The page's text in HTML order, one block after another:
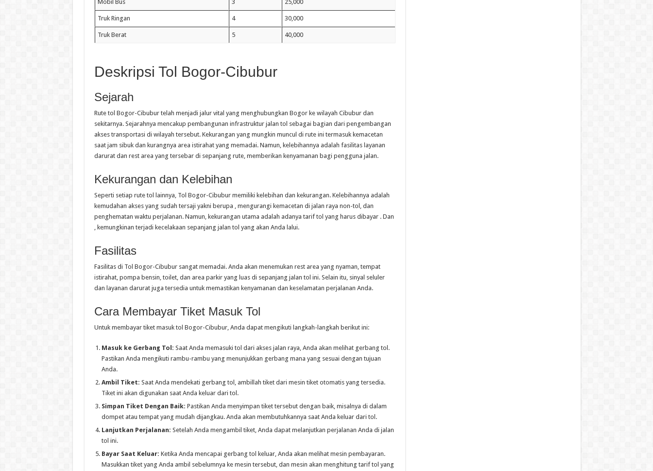
Mobil Bus 3 25,000
Truk Ringan 4 30,000
Truk Berat 5 40,000
Deskripsi Tol Bogor-Cibubur
Sejarah
Rute tol Bogor-Cibubur telah menjadi jalur vital yang menghubungkan Bogor ke wilayah Cibubur dan
sekitarnya. Sejarahnya mencakup pembangunan infrastruktur jalan tol sebagai bagian dari pengembangan
akses transportasi di wilayah tersebut. Kekurangan yang mungkin muncul di rute ini termasuk kemacetan
saat jam sibuk dan kurangnya area istirahat yang memadai. Namun, kelebihannya adalah fasilitas layanan
darurat dan rest area yang tersebar di sepanjang rute, memberikan kenyamanan bagi pengguna jalan.
Kekurangan dan Kelebihan
Seperti setiap rute tol lainnya, Tol Bogor-Cibubur memiliki kelebihan dan kekurangan. Kelebihannya adalah
kemudahan akses yang sudah tersaji yakni berupa , mengurangi kemacetan di jalan raya non-tol, dan
penghematan waktu perjalanan. Namun, kekurangan utama adalah adanya tarif tol yang harus dibayar . Dan
, kemungkinan terjadi kecelakaan sepanjang jalan tol yang akan Anda lalui.
Fasilitas
Fasilitas di Tol Bogor-Cibubur sangat memadai. Anda akan menemukan rest area yang nyaman, tempat
istirahat, pompa bensin, toilet, dan area parkir yang luas di sepanjang jalan tol ini. Selain itu, sinyal seluler
dan layanan darurat juga tersedia untuk memastikan kenyamanan dan keselamatan perjalanan Anda.
Cara Membayar Tiket Masuk Tol
Untuk membayar tiket masuk tol Bogor-Cibubur, Anda dapat mengikuti langkah-langkah berikut ini:
Masuk ke Gerbang Tol: Saat Anda memasuki tol dari akses jalan raya, Anda akan melihat gerbang tol.
Pastikan Anda mengikuti rambu-rambu yang menunjukkan gerbang mana yang sesuai dengan tujuan
Anda.
Ambil Tiket: Saat Anda mendekati gerbang tol, ambillah tiket dari mesin tiket otomatis yang tersedia.
Tiket ini akan digunakan saat Anda keluar dari tol.
Simpan Tiket Dengan Baik: Pastikan Anda menyimpan tiket tersebut dengan baik, misalnya di dalam
dompet atau tempat yang mudah dijangkau. Anda akan membutuhkannya saat Anda keluar dari tol.
Lanjutkan Perjalanan: Setelah Anda mengambil tiket, Anda dapat melanjutkan perjalanan Anda di jalan
tol ini.
Bayar Saat Keluar: Ketika Anda mencapai gerbang tol keluar, Anda akan melihat mesin pembayaran.
Masukkan tiket yang Anda ambil sebelumnya ke mesin tersebut, dan mesin akan menghitung tarif tol yang